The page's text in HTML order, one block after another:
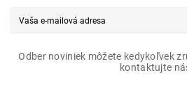
Odber noviniek môžete kedykoľvek
kontaktujte